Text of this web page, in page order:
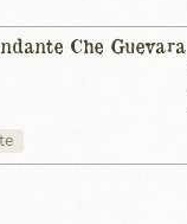
Che Guevara